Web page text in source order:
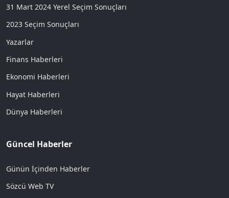
31 Mart 2024 Yerel Seçim Sonuçları
2023 Seçim Sonuçları
Yazarlar
Finans Haberleri
Ekonomi Haberleri
Hayat Haberleri
Dünya Haberleri
Güncel Haberler
Günün İçinden Haberler
Sözcü Web TV